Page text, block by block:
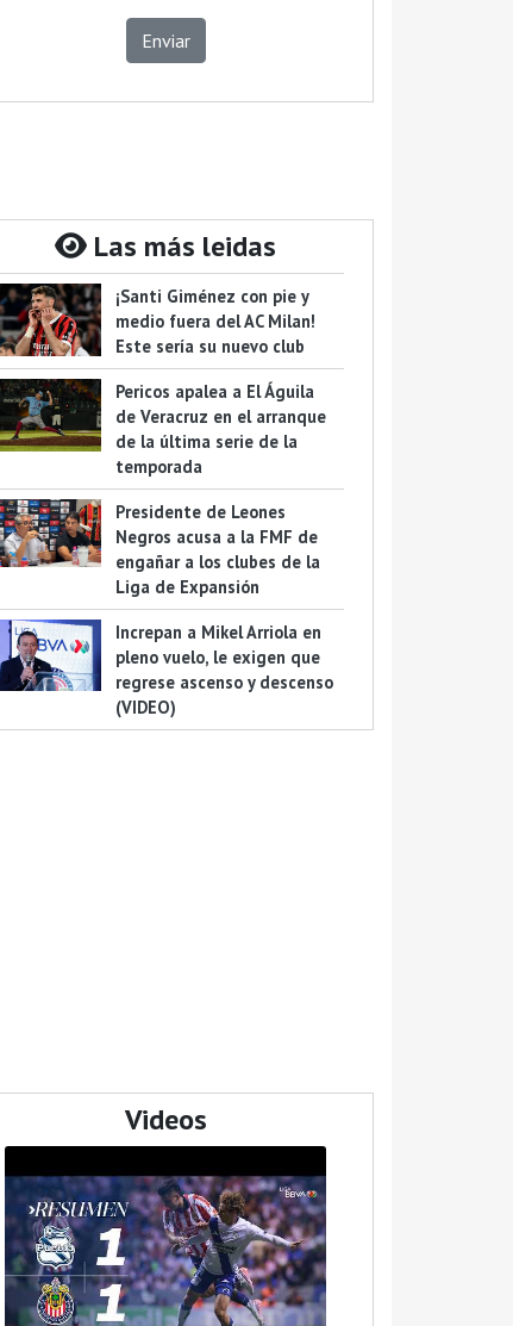
Enviar
Las más leidas
¡Santi Giménez con pie y
medio fuera del AC Milan!
Este sería su nuevo club
Pericos apalea a El Águila
de Veracruz en el arranque
de la última serie de la
temporada
Presidente de Leones
Negros acusa a la FMF de
engañar a los clubes de la
Liga de Expansión
Increpan a Mikel Arriola en
pleno vuelo, le exigen que
regrese ascenso y descenso
(VIDEO)
Videos